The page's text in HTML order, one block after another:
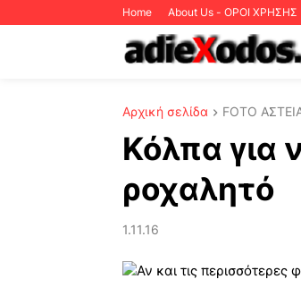
Home About Us - ΟΡΟΙ ΧΡΗΣΗΣ
Αρχική σελίδα FOTO
Κόλπα για
ροχαλητό
1.11.16
Αν και τις περισσότερες